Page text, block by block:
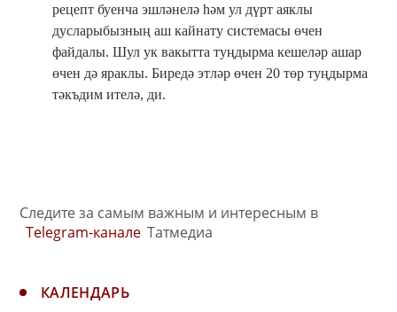
рецепт буенча эшләнелә һәм ул дүрт аяклы
дусларыбызның аш кайнату системасы өчен
файдалы. Шул ук вакытта туңдырма кешеләр ашар
өчен дә яраклы. Биредә этләр өчен 20 төр туңдырма
тәкъдим ителә, ди.
Следите за самым важным и интересным в
Telegram-канале Татмедиа
КАЛЕНДАРЬ